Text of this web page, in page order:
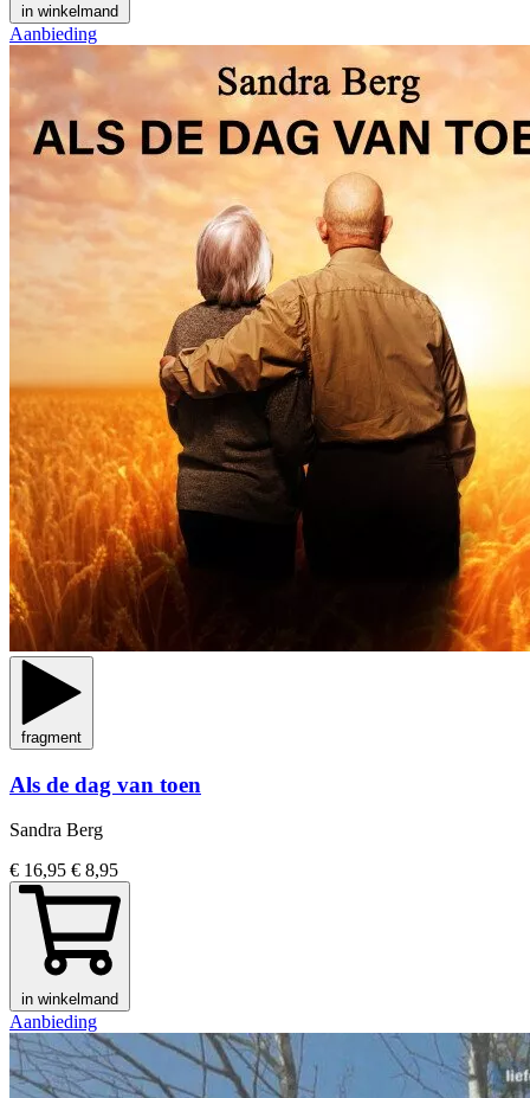
in winkelmand
Aanbieding
fragment
Als de dag van toen
Sandra Berg
€ 16,95 € 8,95
in winkelmand
Aanbieding